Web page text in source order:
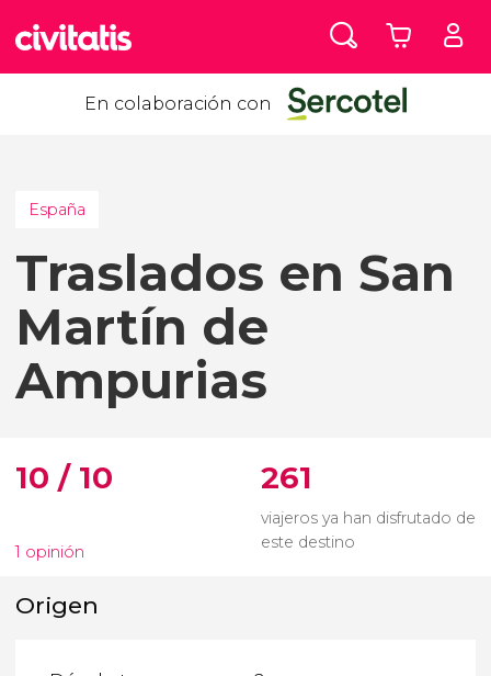
En colaboración con
España
Traslados en San
Martín de
Ampurias
10 / 10
1 opinión
261
viajeros ya han disfrutado de
este destino
Origen